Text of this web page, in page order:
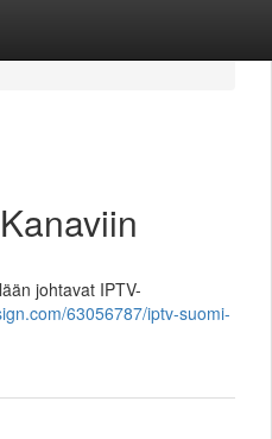
johtavat IPTV-
63056787/iptv-suomi-